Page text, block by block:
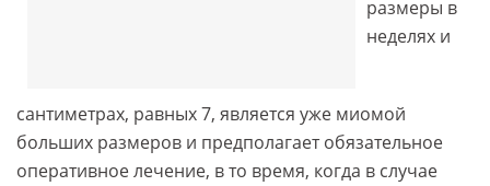
размеры в
неделях и
сантиметрах, равных 7, является уже миомой
больших размеров и предполагает обязательное
оперативное лечение, в то время, когда в случае